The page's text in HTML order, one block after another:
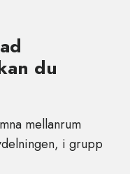
du
mellanrum
i grupp